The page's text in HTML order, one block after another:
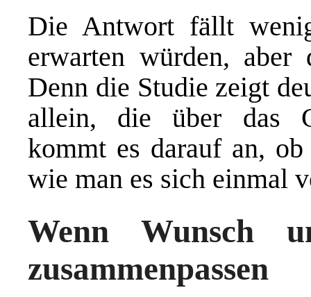
Die Antwort fällt
erwarten würden, aber
Denn die Studie zeigt
allein, die über das
kommt es darauf an,
wie man es sich einmal
Wenn Wunsch
zusammenpassen